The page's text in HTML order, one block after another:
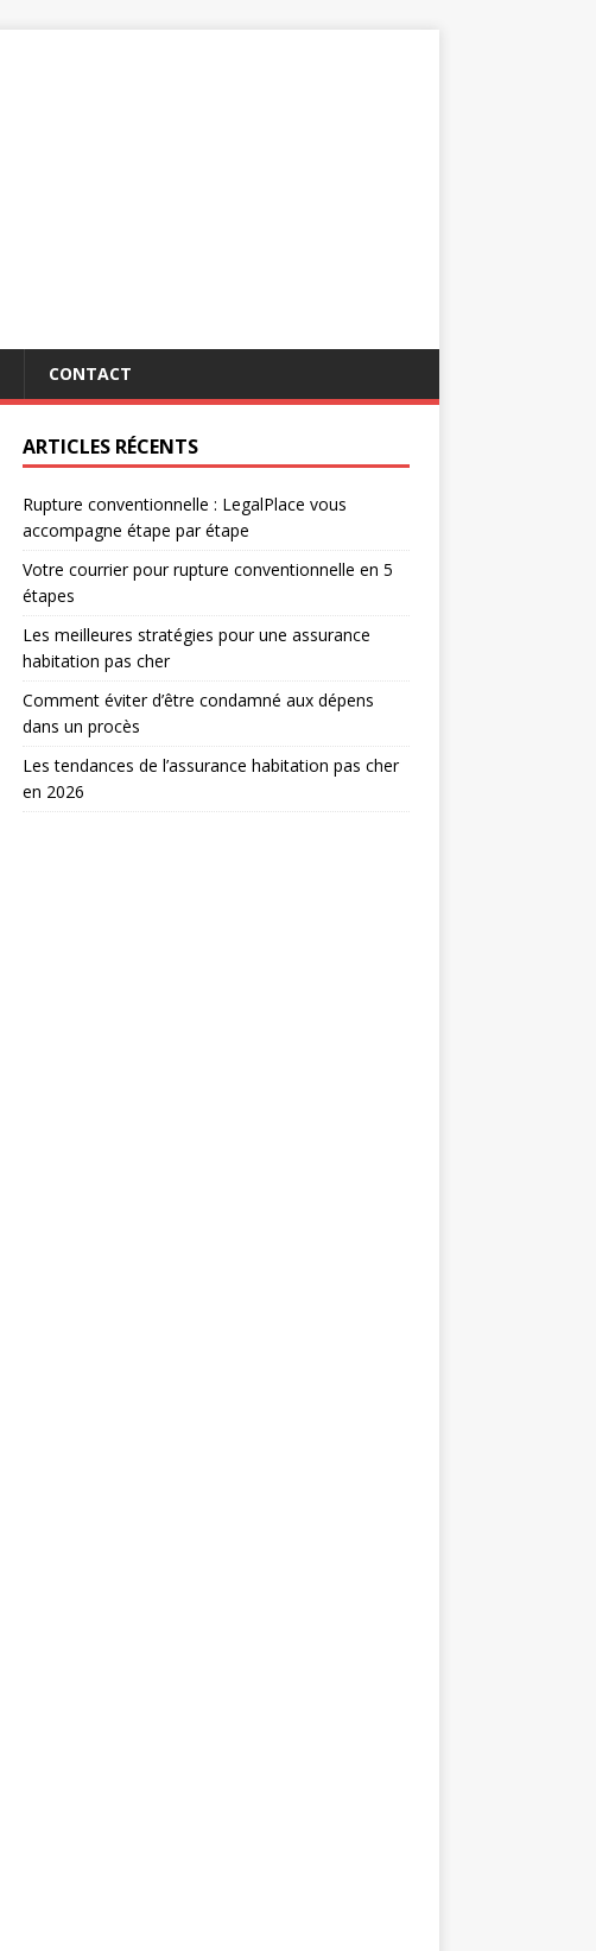
CONTACT
ARTICLES RÉCENTS
Rupture conventionnelle : LegalPlace vous
accompagne étape par étape
Votre courrier pour rupture conventionnelle en 5
étapes
Les meilleures stratégies pour une assurance
habitation pas cher
Comment éviter d’être condamné aux dépens
dans un procès
Les tendances de l’assurance habitation pas cher
en 2026